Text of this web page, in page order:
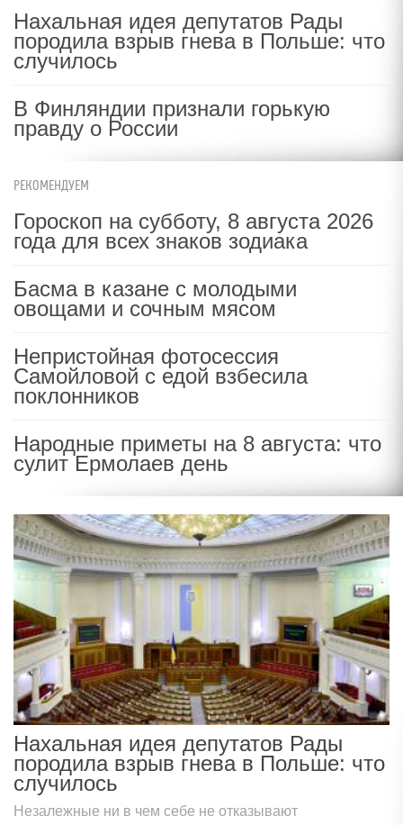
Нахальная идея депутатов Рады
породила взрыв гнева в Польше: что
случилось
В Финляндии признали горькую
правду о России
РЕКОМЕНДУЕМ
Гороскоп на субботу, 8 августа 2026
года для всех знаков зодиака
Басма в казане с молодыми
овощами и сочным мясом
Непристойная фотосессия
Самойловой с едой взбесила
поклонников
Народные приметы на 8 августа: что
сулит Ермолаев день
Нахальная идея депутатов Рады
породила взрыв гнева в Польше: что
случилось
Незалежные ни в чем себе не отказывают